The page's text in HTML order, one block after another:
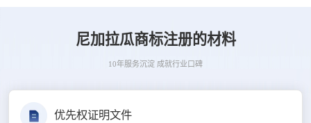
尼加拉瓜商标注册的材料
10年服务沉淀 成就行业口碑
优先权证明文件